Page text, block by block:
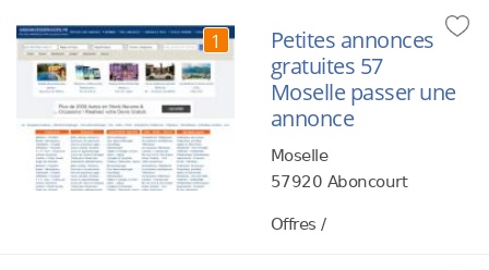
1
Petites annonces
gratuites 57
Moselle passer une
annonce
Moselle
57920 Aboncourt
Offres /